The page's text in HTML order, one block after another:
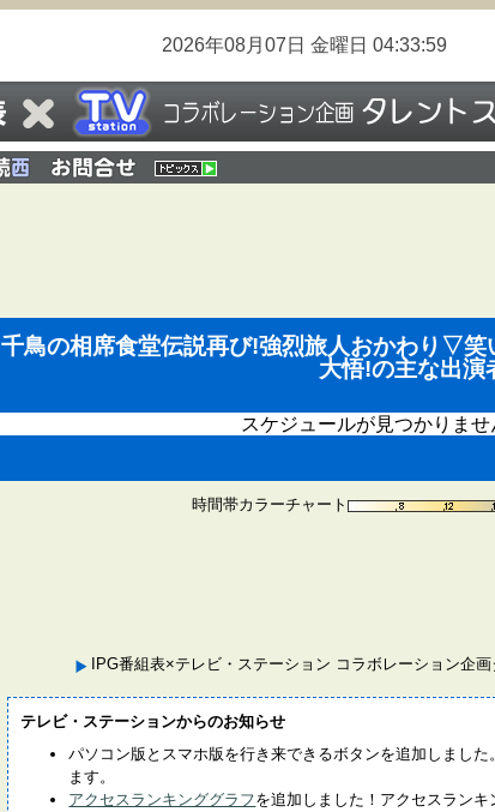
2026年08月07日 金曜日 04:34:00
千鳥の相席食堂伝説再び!強烈旅人おかわり▽
大悟!の主な出演
スケジュールが見つかりませ
時間帯カラーチャート
IPG番組表×テレビ・ステーション コラボレーション企
テレビ・ステーションからのお知らせ
パソコン版とスマホ版を行き来できるボタンを追加しまし
ます。
アクセスランキンググラフを追加しました！アクセスラン